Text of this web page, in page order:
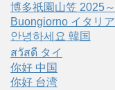
博多祇園山笠 2025～
Buongiorno イタリア
안녕하세요 韓国
สวัสดี タイ
你好 中国
你好 台湾